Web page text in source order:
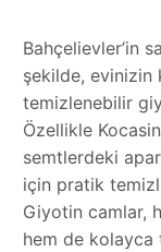
Bahçelievler’in
şekilde, evinizin
temizlenebilir
Özellikle
semtlerdeki
için pratik
Giyotin camlar,
hem de kolayca